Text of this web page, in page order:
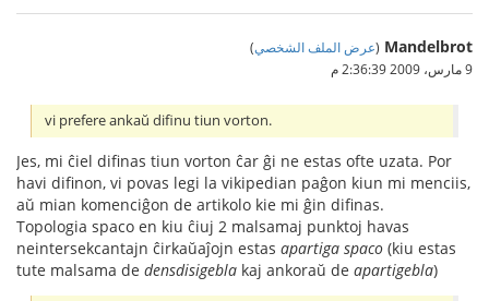
Mandelbrot
(عرض الملف الشخصي)
9 مارس، 2009 2:36:39 م
vi prefere ankaŭ difinu tiun vorton.
Jes, mi ĉiel difinas tiun vorton ĉar ĝi ne estas ofte uzata. Por
havi difinon, vi povas legi la vikipedian paĝon kiun mi menciis,
aŭ mian komenciĝon de artikolo kie mi ĝin difinas.
Topologia spaco en kiu ĉiuj 2 malsamaj punktoj havas
neintersekcantajn ĉirkaŭaĵojn estas apartiga spaco (kiu estas
tute malsama de densdisigebla kaj ankoraŭ de apartigebla)